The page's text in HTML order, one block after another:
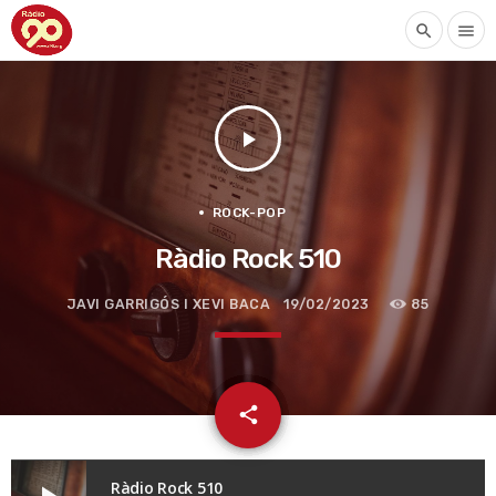
search menu
play_arrow
ROCK-POP
Ràdio Rock 510
JAVI GARRIGÓS I XEVI BACA 19/02/2023 85
share
email
Ràdio Rock 510